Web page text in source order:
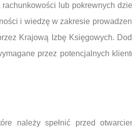
lub pokrewnych
i wiedzę w zakresie
Krajową Izbę Księgowych.
przez potencjalnych
należy spełnić przed